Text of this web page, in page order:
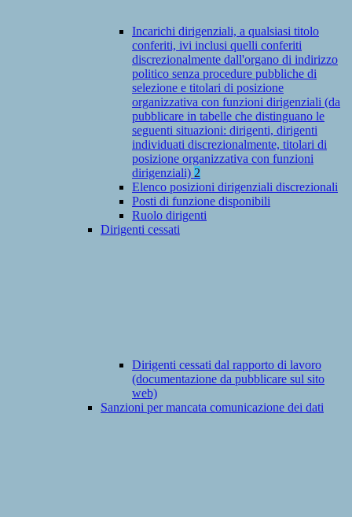
Incarichi dirigenziali, a qualsiasi titolo
conferiti, ivi inclusi quelli conferiti
discrezionalmente dall'organo di indirizzo
politico senza procedure pubbliche di
selezione e titolari di posizione
organizzativa con funzioni dirigenziali (da
pubblicare in tabelle che distinguano le
seguenti situazioni: dirigenti, dirigenti
individuati discrezionalmente, titolari di
posizione organizzativa con funzioni
dirigenziali) 2
Elenco posizioni dirigenziali discrezionali
Posti di funzione disponibili
Ruolo dirigenti
Dirigenti cessati
Dirigenti cessati dal rapporto di lavoro
(documentazione da pubblicare sul sito
web)
Sanzioni per mancata comunicazione dei dati